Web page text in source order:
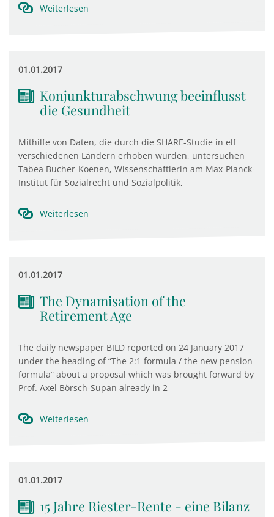
Weiterlesen
01.01.2017
Konjunkturabschwung beeinflusst
die Gesundheit
Mithilfe von Daten, die durch die SHARE-Studie in elf
verschiedenen Ländern erhoben wurden, untersuchen
Tabea Bucher-Koenen, Wissenschaftlerin am Max-Planck-
Institut für Sozialrecht und Sozialpolitik,
Weiterlesen
01.01.2017
The Dynamisation of the
Retirement Age
The daily newspaper BILD reported on 24 January 2017
under the heading of “The 2:1 formula / the new pension
formula” about a proposal which was brought forward by
Prof. Axel Börsch-Supan already in 2
Weiterlesen
01.01.2017
15 Jahre Riester-Rente - eine Bilanz